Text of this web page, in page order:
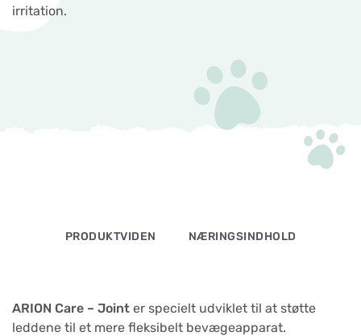
irritation.
PRODUKTVIDEN NÆRINGSINDHOLD
ARION Care – Joint er specielt udviklet til at støtte
leddene til et mere fleksibelt bevægeapparat.